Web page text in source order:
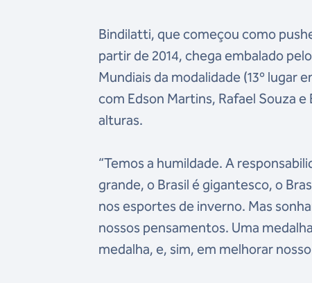
Bindilatti, que começou como
partir de 2014, chega embalado
Mundiais da modalidade (13º lugar
com Edson Martins, Rafael Souza
alturas.
“Temos a humildade. A
grande, o Brasil é gigantesco, o
nos esportes de inverno. Mas
nossos pensamentos. Uma
medalha, e, sim, em melhorar